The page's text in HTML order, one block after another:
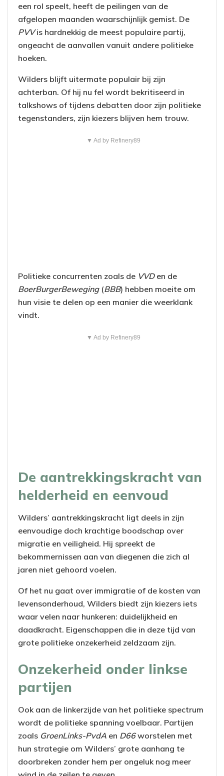
een rol speelt, heeft de peilingen van de
afgelopen maanden waarschijnlijk gemist. De
PVVis hardnekkig de meest populaire partij,
ongeacht de aanvallen vanuit andere politieke
hoeken.
Wilders blijft uitermate populair bij zijn
achterban. Of hij nu fel wordt bekritiseerd in
talkshows of tijdens debatten door zijn politieke
tegenstanders, zijn kiezers blijven hem trouw.
▼ Ad by Refinery89
Politieke concurrenten zoals de VVDen de
BoerBurgerBeweging(BBB) hebben moeite om
hun visie te delen op een manier die weerklank
vindt.
▼ Ad by Refinery89
De aantrekkingskracht van
helderheid en eenvoud
Wilders’ aantrekkingskracht ligt deels in zijn
eenvoudige doch krachtige boodschap over
migratie en veiligheid. Hij spreekt de
bekommernissen aan van diegenen die zich al
jaren niet gehoord voelen.
Of het nu gaat over immigratie of de kosten van
levensonderhoud, Wilders biedt zijn kiezers iets
waar velen naar hunkeren: duidelijkheid en
daadkracht. Eigenschappen die in deze tijd van
grote politieke onzekerheid zeldzaam zijn.
Onzekerheid onder linkse
partijen
Ook aan de linkerzijde van het politieke spectrum
wordt de politieke spanning voelbaar. Partijen
zoals GroenLinks-PvdA en D66worstelen met
hun strategie om Wilders’ grote aanhang te
doorbreken zonder hem per ongeluk nog meer